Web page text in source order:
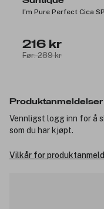
I'm Pure Perfect Cica
216 kr
Før: 289 kr
Produktanmeldelser
Vennligst logg inn for å
som du har kjøpt.
Vilkår for